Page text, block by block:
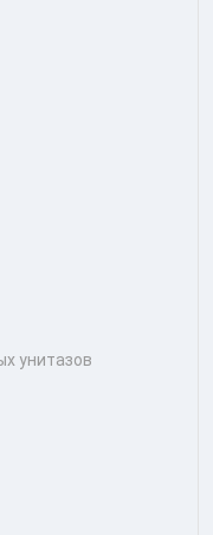
унитазов